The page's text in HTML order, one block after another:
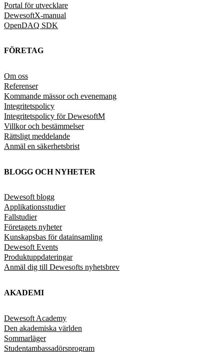
Portal för utvecklare
DewesoftX-manual
OpenDAQ SDK
FÖRETAG
Om oss
Referenser
Kommande mässor och evenemang
Integritetspolicy
Integritetspolicy för DewesoftM
Villkor och bestämmelser
Rättsligt meddelande
Anmäl en säkerhetsbrist
BLOGG OCH NYHETER
Dewesoft blogg
Applikationsstudier
Fallstudier
Företagets nyheter
Kunskapsbas för datainsamling
Dewesoft Events
Produktuppdateringar
Anmäl dig till Dewesofts nyhetsbrev
AKADEMI
Dewesoft Academy
Den akademiska världen
Sommarläger
Studentambassadörsprogram